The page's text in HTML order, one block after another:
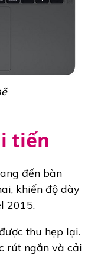
tiến
đến bàn
khiến độ dày
2015.
thu hẹp lại.
rút ngắn và cải